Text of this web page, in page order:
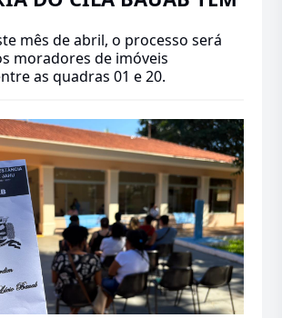
mês de abril, o processo será
moradores de imóveis
as quadras 01 e 20.